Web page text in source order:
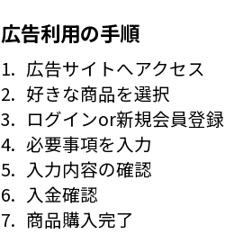
広告利用の手順
広告サイトへアクセス
好きな商品を選択
ログインor新規会員登録
必要事項を入力
入力内容の確認
入金確認
商品購入完了